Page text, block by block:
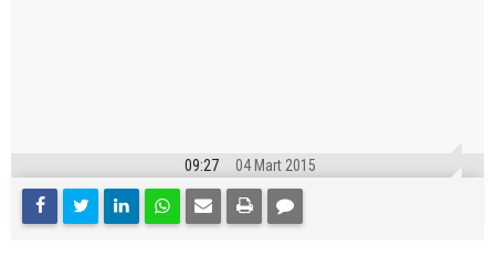
09:27 04 Mart 2015